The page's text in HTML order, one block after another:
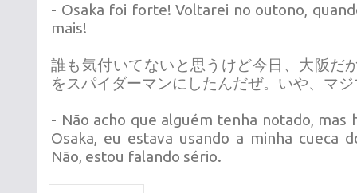
- Osaka foi forte! Voltarei no outono,
mais!
誰も気付いてないと思うけど今日、大阪だ
をスパイダーマンにしたんだぜ。いや、マ
- Não acho que alguém tenha notado, mas
Osaka, eu estava usando a minha cueca
Não, estou falando sério.